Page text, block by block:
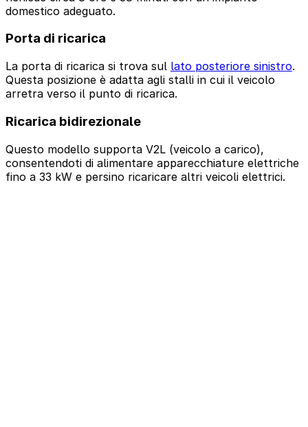
domestico adeguato.
Porta di ricarica
La porta di ricarica si trova sul lato posteriore sinistro.
Questa posizione è adatta agli stalli in cui il veicolo
arretra verso il punto di ricarica.
Ricarica bidirezionale
Questo modello supporta V2L (veicolo a carico),
consentendoti di alimentare apparecchiature elettriche
fino a 33 kW e persino ricaricare altri veicoli elettrici.